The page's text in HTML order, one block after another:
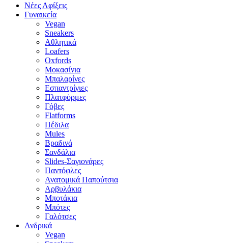
Νέες Αφίξεις
Γυναικεία
Vegan
Sneakers
Αθλητικά
Loafers
Oxfords
Μοκασίνια
Μπαλαρίνες
Εσπαντρίγιες
Πλατφόρμες
Γόβες
Flatforms
Πέδιλα
Mules
Βραδινά
Σανδάλια
Slides-Σαγιονάρες
Παντόφλες
Ανατομικά Παπούτσια
Αρβυλάκια
Μποτάκια
Μπότες
Γαλότσες
Ανδρικά
Vegan